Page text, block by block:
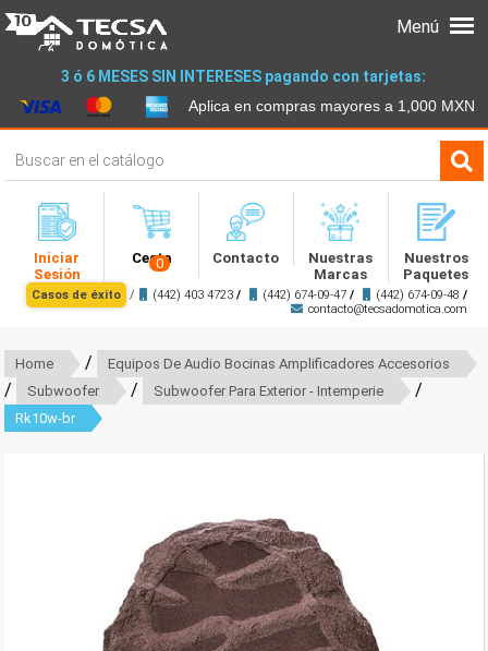
3 ó 6 MESES SIN INTERESES pagando con tarjetas:
Aplica en compras mayores a 1,000 MXN
Iniciar
Sesión
Cesta
0 Contacto
Nuestras
Marcas
Nuestros
Paquetes
Casos de éxito / (442) 403 4723 / (442) 674-09-47 / (442) 674-09-48 /
contacto@tecsadomotica.com
Menú
Home / Equipos De Audio Bocinas Amplificadores Accesorios
/ Subwoofer / Subwoofer Para Exterior - Intemperie /
Rk10w-br